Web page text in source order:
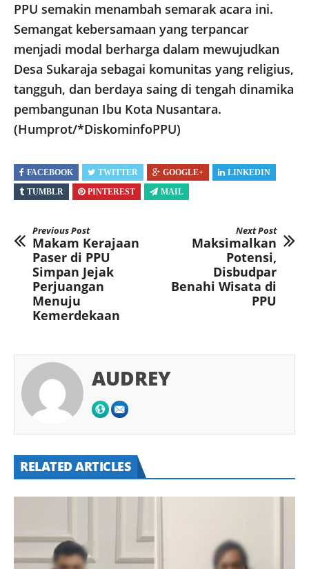
PPU semakin menambah semarak acara ini.
Semangat kebersamaan yang terpancar
menjadi modal berharga dalam mewujudkan
Desa Sukaraja sebagai komunitas yang religius,
tangguh, dan berdaya saing di tengah dinamika
pembangunan Ibu Kota Nusantara.
(Humprot/*DiskominfoPPU)
FACEBOOK TWITTER GOOGLE+
LINKEDIN
TUMBLR
PINTEREST MAIL
Previous Post
Makam Kerajaan
Paser di PPU
Simpan Jejak
Perjuangan
Menuju
Kemerdekaan
Next Post
Maksimalkan
Potensi,
Disbudpar
Benahi Wisata di
PPU
AUDREY
RELATED ARTICLES